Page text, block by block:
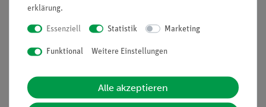
Versuche
Zubehör
erklärung.
Essenziell Statistik Marketing
Funktional Weitere Einstellungen
Alle akzeptieren